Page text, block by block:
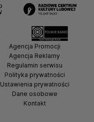
Agencja Promocji
Agencja Reklamy
Regulamin serwisu
Polityka prywatności
Ustawienia prywatności
Dane osobowe
Kontakt